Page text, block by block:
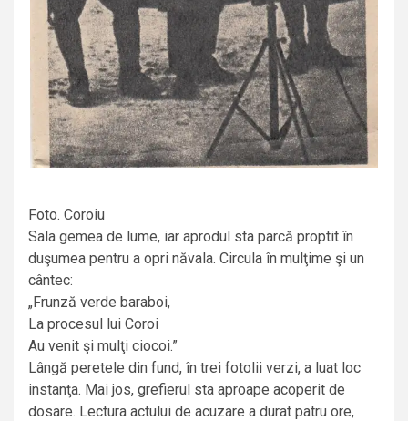
Foto. Coroiu
Sala gemea de lume, iar aprodul sta parcă proptit în
duşumea pentru a opri năvala. Circula în mulţime şi un
cântec:
„Frunză verde baraboi,
La procesul lui Coroi
Au venit şi mulţi ciocoi.”
Lângă peretele din fund, în trei fotolii verzi, a luat loc
instanţa. Mai jos, grefierul sta aproape acoperit de
dosare. Lectura actului de acuzare a durat patru ore,